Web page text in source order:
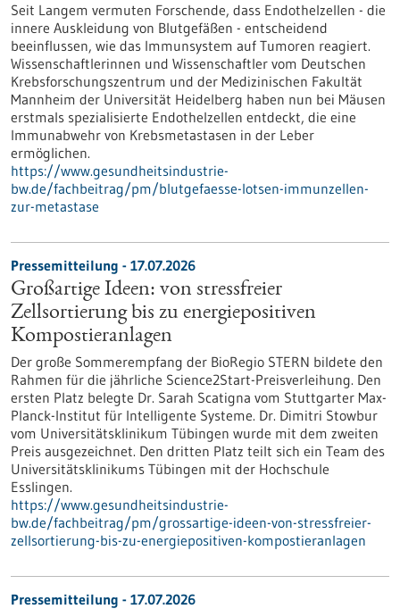
Seit Langem vermuten Forschende, dass Endothelzellen - die
innere Auskleidung von Blutgefäßen - entscheidend
beeinflussen, wie das Immunsystem auf Tumoren reagiert.
Wissenschaftlerinnen und Wissenschaftler vom Deutschen
Krebsforschungszentrum und der Medizinischen Fakultät
Mannheim der Universität Heidelberg haben nun bei Mäusen
erstmals spezialisierte Endothelzellen entdeckt, die eine
Immunabwehr von Krebsmetastasen in der Leber
ermöglichen.
https://www.gesundheitsindustrie-
bw.de/fachbeitrag/pm/blutgefaesse-lotsen-immunzellen-
zur-metastase
Pressemitteilung - 17.07.2026
Großartige Ideen: von stressfreier
Zellsortierung bis zu energiepositiven
Kompostieranlagen
Der große Sommerempfang der BioRegio STERN bildete den
Rahmen für die jährliche Science2Start-Preisverleihung. Den
ersten Platz belegte Dr. Sarah Scatigna vom Stuttgarter Max-
Planck-Institut für Intelligente Systeme. Dr. Dimitri Stowbur
vom Universitätsklinikum Tübingen wurde mit dem zweiten
Preis ausgezeichnet. Den dritten Platz teilt sich ein Team des
Universitätsklinikums Tübingen mit der Hochschule
Esslingen.
https://www.gesundheitsindustrie-
bw.de/fachbeitrag/pm/grossartige-ideen-von-stressfreier-
zellsortierung-bis-zu-energiepositiven-kompostieranlagen
Pressemitteilung - 17.07.2026